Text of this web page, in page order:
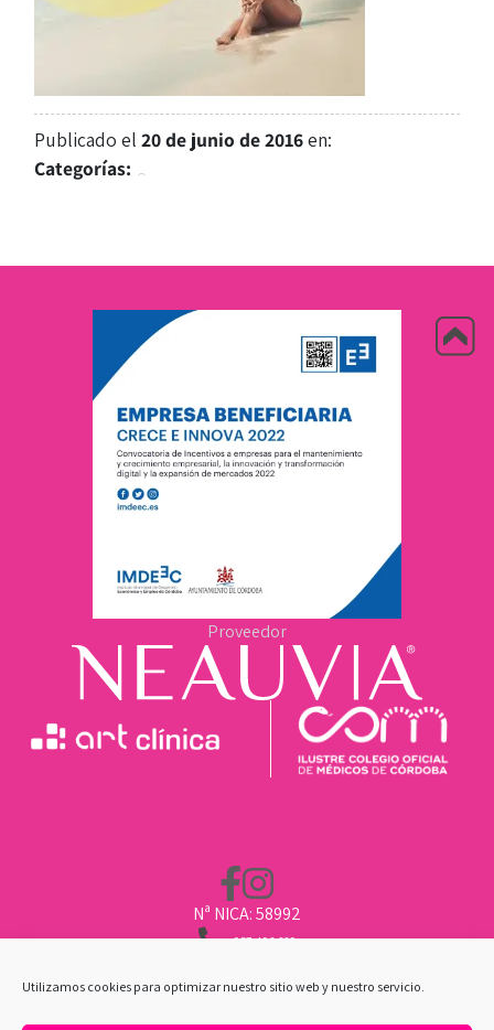
Utilizamos cookies para optimizar nuestro sitio web y nuestro servicio.
Publicado el20 de junio de 2016en:
Categorías:
Nª NICA: 58992
957 496 669
CLINICA@ARTCLINICA.COM
Proveedor